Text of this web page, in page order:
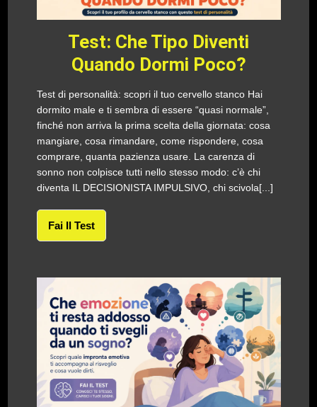
Test: Che Tipo Diventi
Quando Dormi Poco?
Test di personalità: scopri il tuo cervello stanco Hai
dormito male e ti sembra di essere “quasi normale”,
finché non arriva la prima scelta della giornata: cosa
mangiare, cosa rimandare, come rispondere, cosa
comprare, quanta pazienza usare. La carenza di
sonno non colpisce tutti nello stesso modo: c’è chi
diventa IL DECISIONISTA IMPULSIVO, chi scivola[...]
Fai Il Test